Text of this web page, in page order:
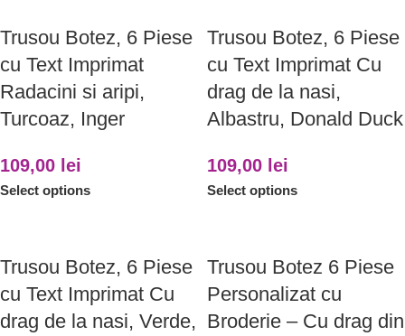
Trusou Botez, 6 Piese
cu Text Imprimat
Radacini si aripi,
Turcoaz, Inger
109,00 lei
Select options
Trusou Botez, 6 Piese
cu Text Imprimat Cu
drag de la nasi,
Albastru, Donald Duck
109,00 lei
Select options
Trusou Botez, 6 Piese
cu Text Imprimat Cu
drag de la nasi, Verde,
Trusou Botez 6 Piese
Personalizat cu
Broderie – Cu drag din